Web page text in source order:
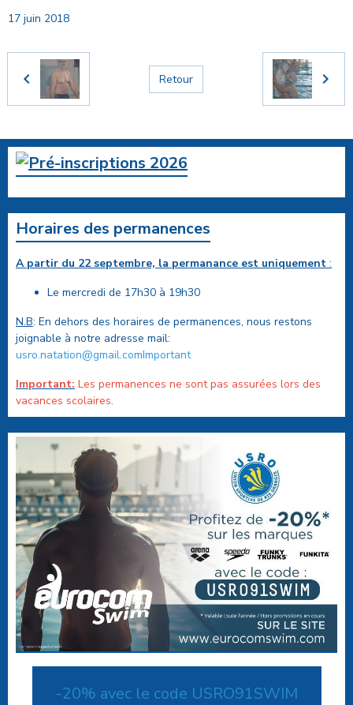
17 juin 2018
Retour
Horaires des permanences
A partir du 22 septembre, la permanance est uniquement :
Le mercredi de 17h30 à 19h30
N.B: En dehors des horaires de permanences, nous restons
joignable à notre adresse mail:
usro.natation@gmail.comImportant
Important: Les permanences ne sont pas assurées lors des
vacances scolaires.
-20% avec le code USRO91SWIM